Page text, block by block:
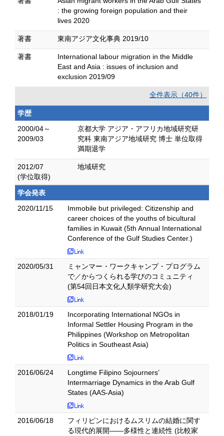
: the growing foreign population and their
lives 2020
著書 東南アジア文化事典 2019/10
著書
International labour migration in the Middle
East and Asia : issues of inclusion and
exclusion 2019/09
全件表示（40件）
学歴
2000/04～
2009/03
京都大学 アジア・アフリカ地域研究研
究科 東南アジア地域研究 博士 単位取得
満期退学
2012/07
(学位取得)
地域研究
学会発表
2020/11/15
Immobile but privileged: Citizenship and
career choices of the youths of bicultural
families in Kuwait (5th Annual International
Conference of the Gulf Studies Center.)
2020/05/31
ミャンマー・ワークキャンプ・プログラム
で／からつくられる学びのコミュニティ
(第54回日本文化人類学研究大会)
2018/01/19
Incorporating International NGOs in
Informal Settler Housing Program in the
Philippines (Workshop on Metropolitan
Politics in Southeast Asia)
2016/06/24
Longtime Filipino Sojourners’
Intermarriage Dynamics in the Arab Gulf
States (AAS-Asia)
2016/06/18
フィリピンにおけるムスリムの結婚に関す
る現代的展開――多様性と連続性 (比較家